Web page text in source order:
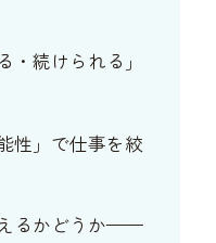
続けられる」
性」で仕事を絞
るかどうか——